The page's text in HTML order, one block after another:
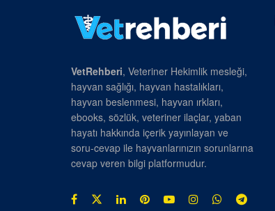
VetRehberi, Veteriner Hekimlik mesleği,
hayvan sağlığı, hayvan hastalıkları,
hayvan beslenmesi, hayvan ırkları,
ebooks, sözlük, veteriner ilaçlar, yaban
hayatı hakkında içerik yayınlayan ve
soru-cevap ile hayvanlarınızın sorunlarına
cevap veren bilgi platformudur.